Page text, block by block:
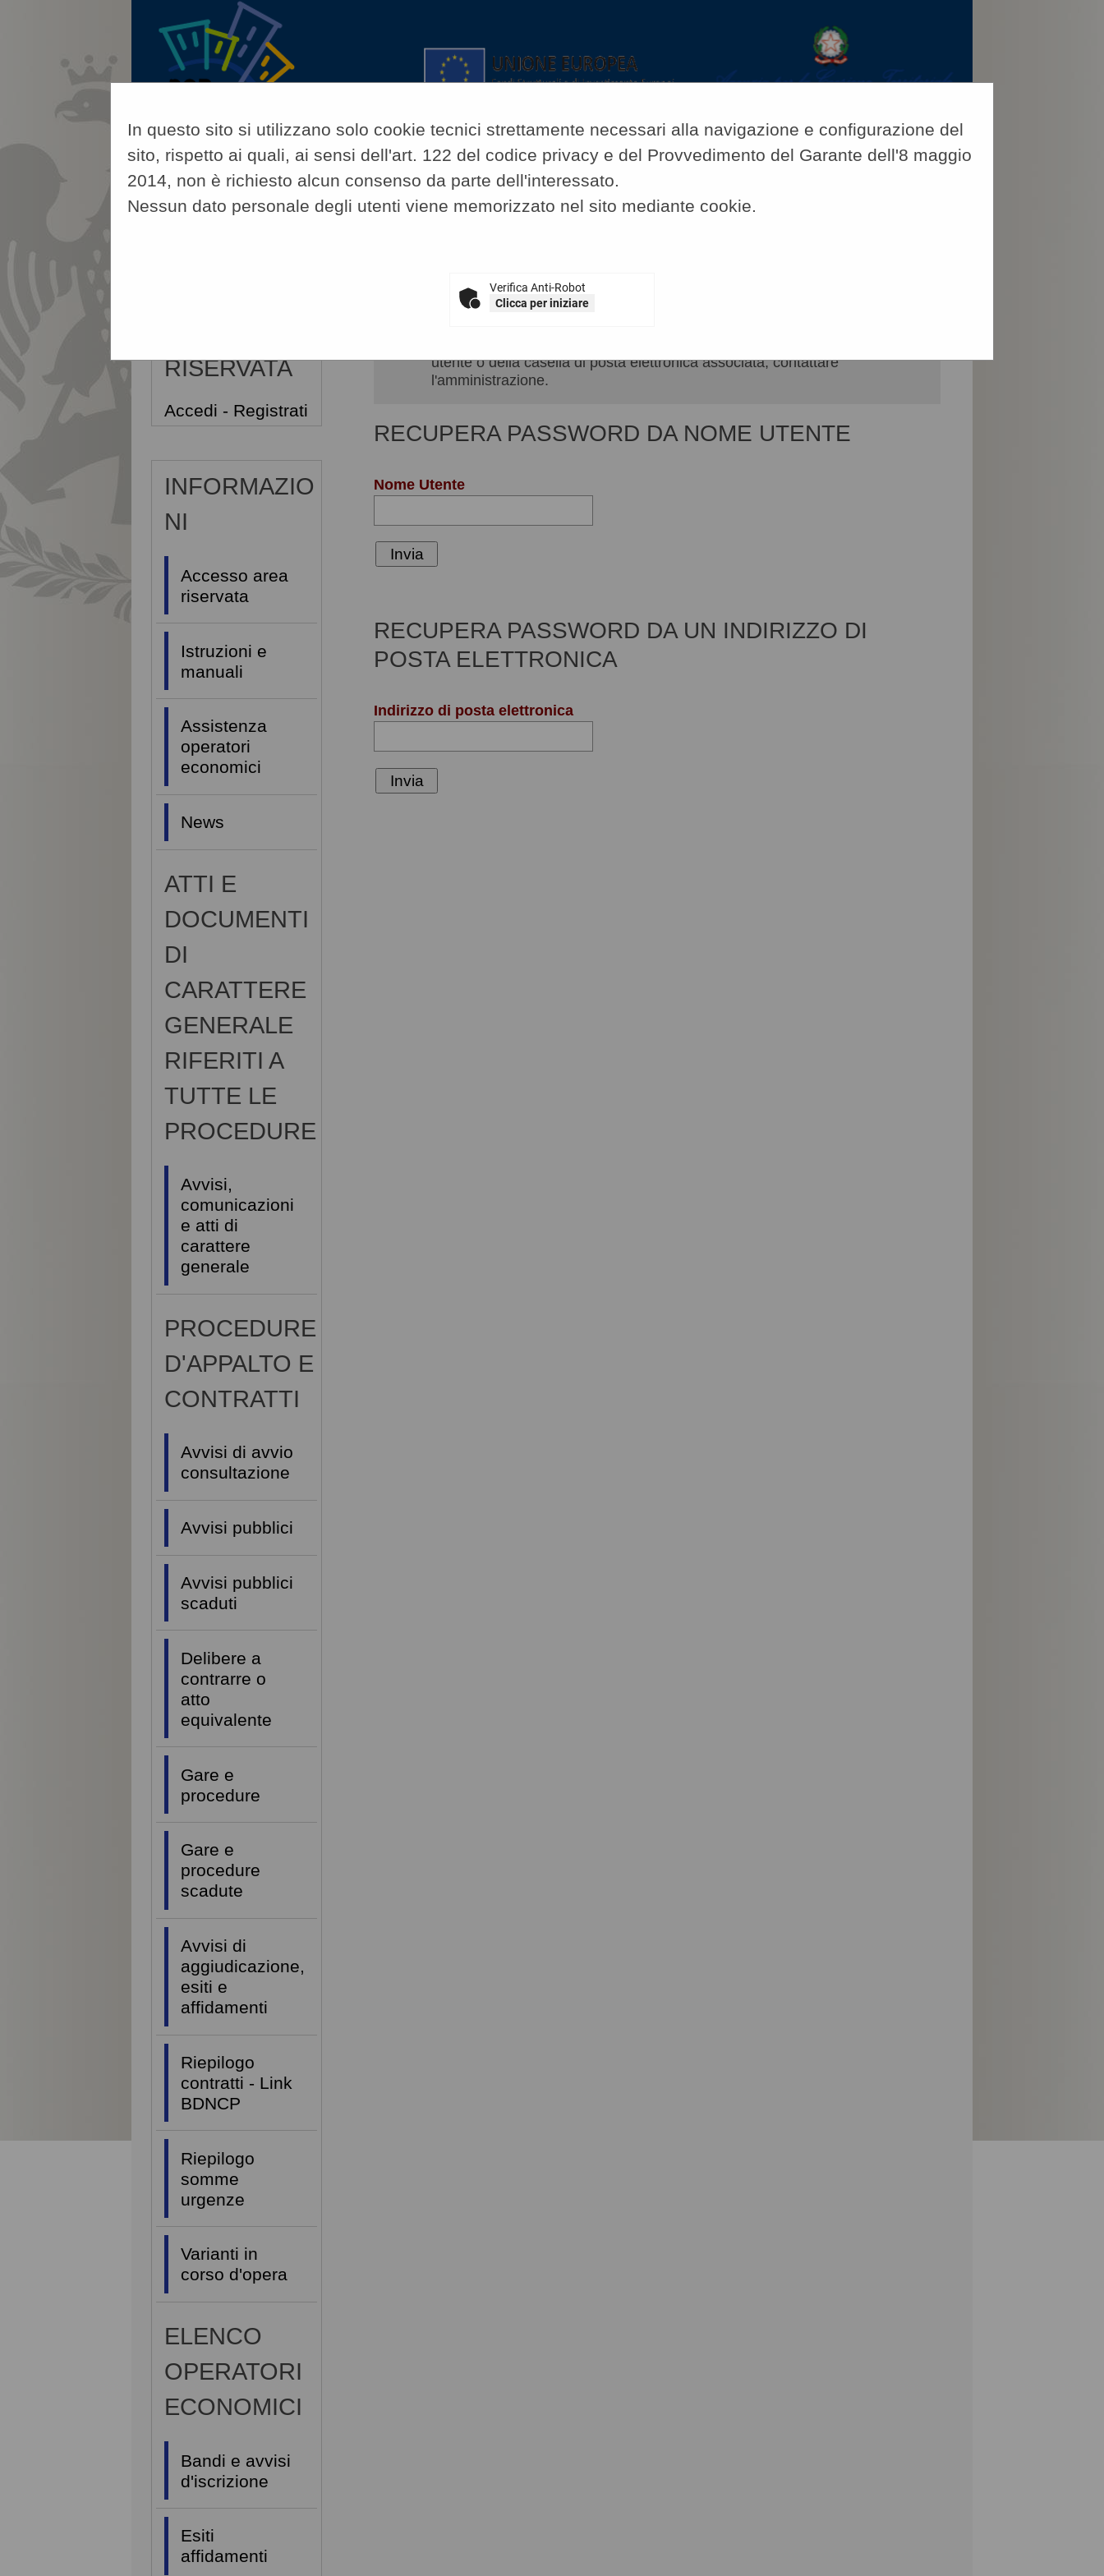
08/08/2026 16:29 A A
In questo sito si utilizzano solo cookie tecnici strettamente necessari alla navigazione e configurazione del
sito, rispetto ai quali, ai sensi dell'art. 122 del codice privacy e del Provvedimento del Garante dell'8 maggio
2014, non è richiesto alcun consenso da parte dell'interessato.
Nessun dato personale degli utenti viene memorizzato nel sito mediante cookie.
Verifica Anti-Robot
Clicca per iniziare
RISERVATA
Accedi - Registrati
INFORMAZIO
NI
Accesso area
riservata
Istruzioni e
manuali
Assistenza
operatori
economici
News
ATTI E
DOCUMENTI
DI
CARATTERE
GENERALE
RIFERITI A
TUTTE LE
PROCEDURE
Avvisi,
comunicazioni
e atti di
carattere
generale
PROCEDURE
D'APPALTO E
CONTRATTI
Avvisi di avvio
consultazione
Avvisi pubblici
Avvisi pubblici
scaduti
Delibere a
contrarre o
atto
equivalente
Gare e
procedure
Gare e
procedure
scadute
Avvisi di
aggiudicazione,
esiti e
affidamenti
Riepilogo
contratti - Link
BDNCP
Riepilogo
somme
urgenze
Varianti in
corso d'opera
ELENCO
OPERATORI
ECONOMICI
Bandi e avvisi
d'iscrizione
Esiti
affidamenti
E' possibile recuperare la password inserendo il nome utente utilizzato per
utente o della casella di posta elettronica associata, contattare
l'amministrazione.
RECUPERA PASSWORD DA NOME UTENTE
Nome Utente
RECUPERA PASSWORD DA UN INDIRIZZO DI
POSTA ELETTRONICA
Indirizzo di posta elettronica